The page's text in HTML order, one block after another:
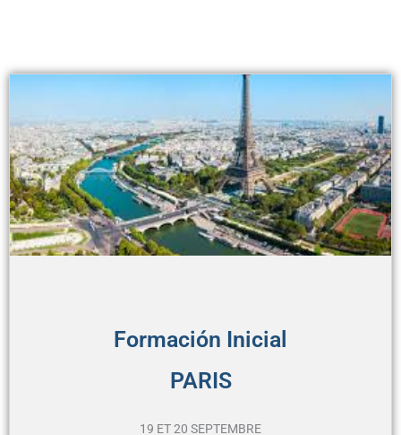
Formación Inicial
PARIS
19 ET 20 SEPTEMBRE